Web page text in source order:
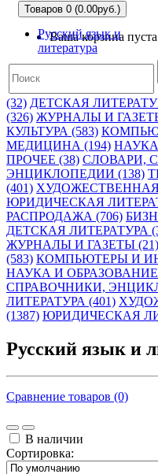
Товаров 0 (0.00руб.)
Ваша корзина
Русский язык и
литература
(32) ДЕТСКАЯ
(326) ЖУРНАЛЫ И
КУЛЬТУРА (583)
МЕДИЦИНА (194) НАУКА
ПРОЧЕЕ (38) СЛОВАРИ,
ЭНЦИКЛОПЕДИИ (138)
(401) ХУДОЖЕСТВЕННАЯ
ЮРИДИЧЕСКАЯ
РАСПРОДАЖА (706)
ДЕТСКАЯ ЛИТЕРАТУРА
ЖУРНАЛЫ И ГАЗЕТЫ (21)
(583) КОМПЬЮТЕРЫ И
НАУКА И ОБРАЗОВАНИЕ
СПРАВОЧНИКИ,
ЛИТЕРАТУРА (401)
(1387) ЮРИДИЧЕСКАЯ
Русский язык и
Сравнение товаров (0)
В наличии
Сортировка: